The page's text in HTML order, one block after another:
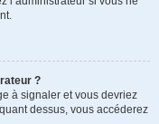
?
à signaler et vous devriez
dessus, vous accéderez